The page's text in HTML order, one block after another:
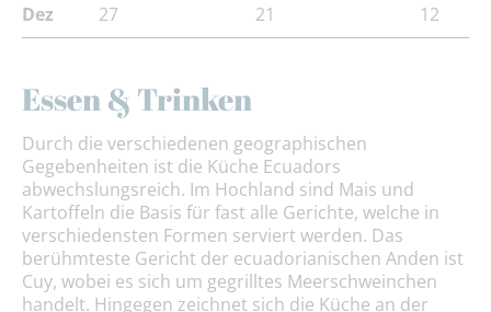
Dez
27
21
12
Essen & Trinken
Durch die verschiedenen geographischen
Gegebenheiten ist die Küche Ecuadors
abwechslungsreich. Im Hochland sind Mais und
Kartoffeln die Basis für fast alle Gerichte, welche in
verschiedensten Formen serviert werden. Das
berühmteste Gericht der ecuadorianischen Anden ist
Cuy, wobei es sich um gegrilltes Meerschweinchen
handelt. Hingegen zeichnet sich die Küche an der